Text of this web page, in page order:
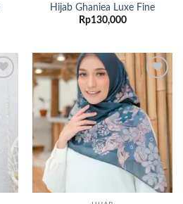
Hijab Ghaniea Luxe Fine
Rp130,000
Add to
wishlist